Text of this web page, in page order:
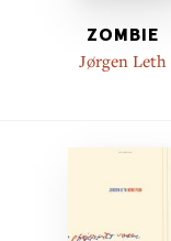
ZOMBIE
Jørgen Leth